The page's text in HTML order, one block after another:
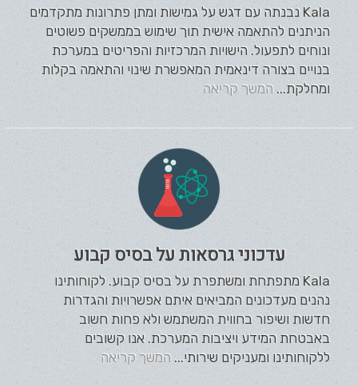
Kala נבנתה עם דגש על גמישות ומתן פתרונות מתקדמים
הניתנים להתאמה אישית תוך שימוש בממשקים פשוטים
ונוחים לתפעול. הישויות המרכזיות והפריטים במערכת
בנויים בצורה דינאמית המאפשרת שינוי והתאמה בקלות
ומחלקת... המשך קריאה
עדכוני גרסאות על בסיס קבוע
Kala מתפתחת ומשתפרת על בסיס קבוע. לקוחותינו
נהנים מעדכונים המביאים איתם אפשרויות והגדרות
חדשות ושיפור בחווית המשתמש ולא פחות חשוב
באבטחת המידע ויציבות המערכת. אנו קשובים
ללקוחותינו ומעניקים שירותי... המשך קריאה